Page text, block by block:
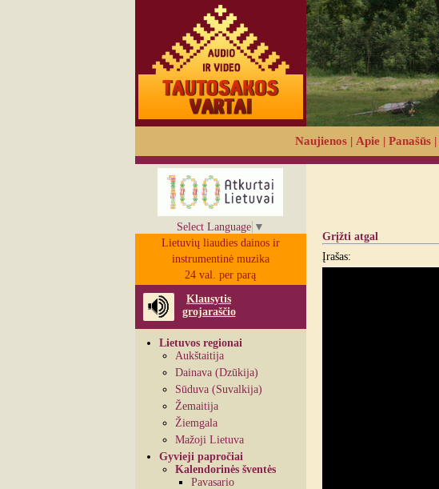
Naujienos| Apie | Panašūs|
Select Language ▼
Lietuvių liaudies dainos ir
instrumentinė muzika
24 val. per parą
Klausytis
grojaraščio
Lietuvos regionai
Aukštaitija
Dainava (Dzūkija)
Sūduva (Suvalkija)
Žemaitija
Žiemgala
Mažoji Lietuva
Gyvieji papročiai
Kalendorinės šventės
Pavasario
Grįžti atgal
Įrašas: